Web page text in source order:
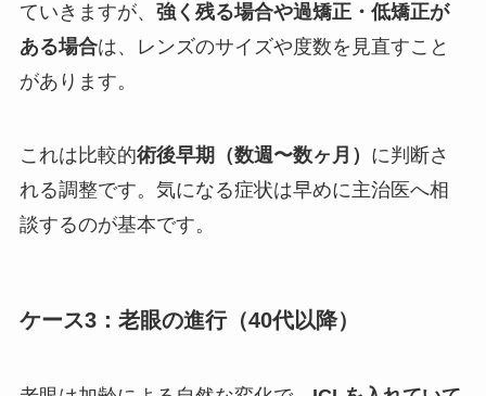
ていきますが、 強く残る場合や過矯正・低矯正が
ある場合は、レンズのサイズや度数を見直すこと
があります。
これは比較的術後早期（数週〜数ヶ月） に判断さ
れる調整です。気になる症状は早めに主治医へ相
談するのが基本です。
ケース3：老眼の進行（40代以降）